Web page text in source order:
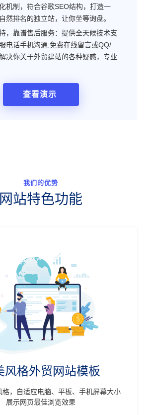
机制，符合谷歌SEO结构，打造一
然排名的独立站，让你坐等询盘。
，靠谱售后服务：提供全天候技术支
电话手机沟通,免费在线留言或QQ/
决你关于外贸建站的各种疑惑，专业
查看演示
我们的优势
网站特色功能
风格外贸网站模板
格，自适应电脑、平板、手机屏幕大小
展示网页最佳浏览效果